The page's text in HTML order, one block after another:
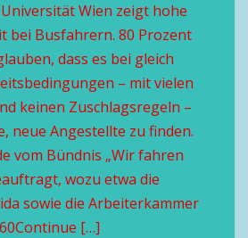
Wien zeigt hohe
bei Busfahrern. 80 Prozent
dass es bei gleich
– mit vielen
keinen Zuschlagsregeln –
neue Angestellte zu finden.
vom Bündnis „Wir fahren
wozu etwa die
sowie die Arbeiterkammer
[…]